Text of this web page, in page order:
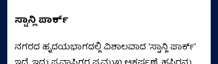
ಸ್ಟಾನ್ಲಿ ಪಾರ್ಕ್‌
ನಗರದ ಹೃದಯಭಾಗದಲ್ಲಿ ವಿಶಾಲವಾದ ʻಸ್ಟಾನ್ಲಿ ಪಾರ್ಕ್ʼ